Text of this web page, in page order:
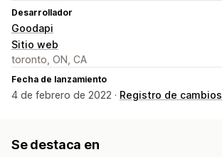
Desarrollador
Goodapi
Sitio web
toronto, ON, CA
Fecha de lanzamiento
4 de febrero de 2022 · Registro de cambios
Se destaca en